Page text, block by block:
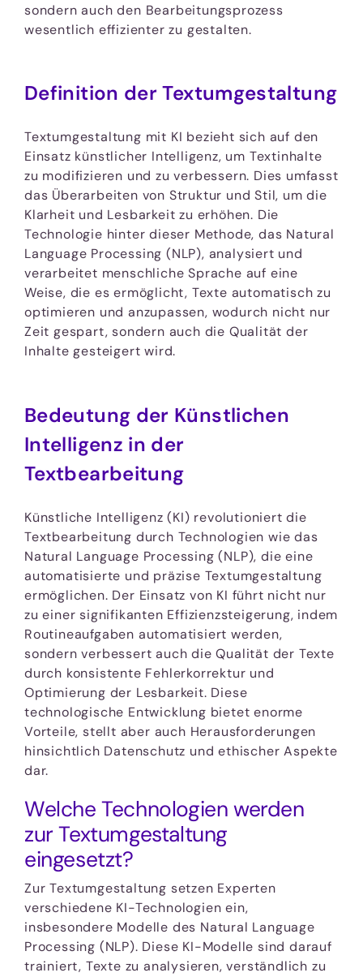
sondern auch den Bearbeitungsprozess
wesentlich effizienter zu gestalten.
Definition der Textumgestaltung
Textumgestaltung mit KI bezieht sich auf den
Einsatz künstlicher Intelligenz, um Textinhalte
zu modifizieren und zu verbessern. Dies umfasst
das Überarbeiten von Struktur und Stil, um die
Klarheit und Lesbarkeit zu erhöhen. Die
Technologie hinter dieser Methode, das Natural
Language Processing (NLP), analysiert und
verarbeitet menschliche Sprache auf eine
Weise, die es ermöglicht, Texte automatisch zu
optimieren und anzupassen, wodurch nicht nur
Zeit gespart, sondern auch die Qualität der
Inhalte gesteigert wird.
Bedeutung der Künstlichen
Intelligenz in der
Textbearbeitung
Künstliche Intelligenz (KI) revolutioniert die
Textbearbeitung durch Technologien wie das
Natural Language Processing (NLP), die eine
automatisierte und präzise Textumgestaltung
ermöglichen. Der Einsatz von KI führt nicht nur
zu einer signifikanten Effizienzsteigerung, indem
Routineaufgaben automatisiert werden,
sondern verbessert auch die Qualität der Texte
durch konsistente Fehlerkorrektur und
Optimierung der Lesbarkeit. Diese
technologische Entwicklung bietet enorme
Vorteile, stellt aber auch Herausforderungen
hinsichtlich Datenschutz und ethischer Aspekte
dar.
Welche Technologien werden
zur Textumgestaltung
eingesetzt?
Zur Textumgestaltung setzen Experten
verschiedene KI-Technologien ein,
insbesondere Modelle des Natural Language
Processing (NLP). Diese KI-Modelle sind darauf
trainiert, Texte zu analysieren, verständlich zu